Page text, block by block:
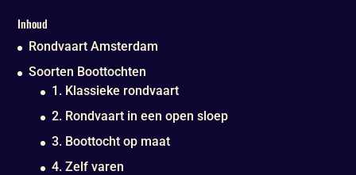
Inhoud
Rondvaart Amsterdam
Soorten Boottochten
1. Klassieke rondvaart
2. Rondvaart in een open sloep
3. Boottocht op maat
4. Zelf varen